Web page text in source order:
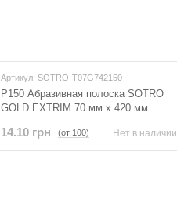
Артикул: SOTRO-T07G742150
P150 Абразивная полоска SOTRO
GOLD EXTRIM 70 мм x 420 мм
14.10 грн (от 100) Нет в наличии